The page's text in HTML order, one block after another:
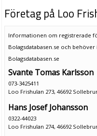
Företag på Loo
Informationen om registrerade
Bolagsdatabasen.se och
Bolagsdatabasen.se
Svante Tomas Karlsson
073-3425411
Loo Frishulan 273, 46692
Hans Josef Johansson
0322-44023
Loo Frishulan 274, 46692